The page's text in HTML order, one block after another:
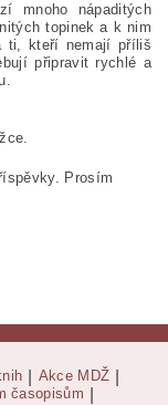
mnoho nápaditých
topinek a k nim
ti, kteří nemají příliš
připravit rychlé a
Prosím
Akce MDŽ
časopisům